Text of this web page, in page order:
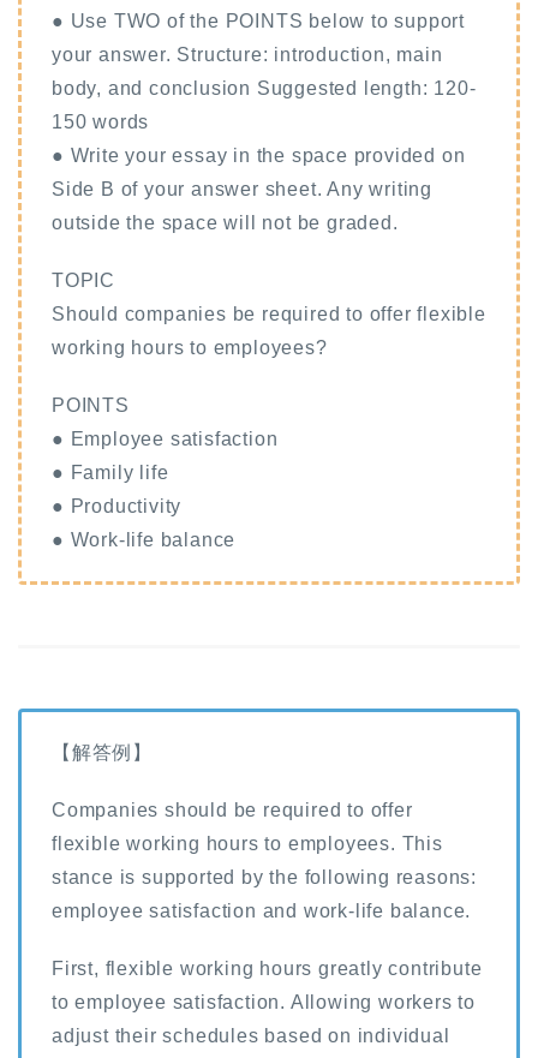
● Use TWO of the POINTS below to support
your answer. Structure: introduction, main
body, and conclusion Suggested length: 120-
150 words
● Write your essay in the space provided on
Side B of your answer sheet. Any writing
outside the space will not be graded.
TOPIC
Should companies be required to offer flexible
working hours to employees?
POINTS
● Employee satisfaction
● Family life
● Productivity
● Work-life balance
【解答例】
Companies should be required to offer
flexible working hours to employees. This
stance is supported by the following reasons:
employee satisfaction and work-life balance.
First, flexible working hours greatly contribute
to employee satisfaction. Allowing workers to
adjust their schedules based on individual